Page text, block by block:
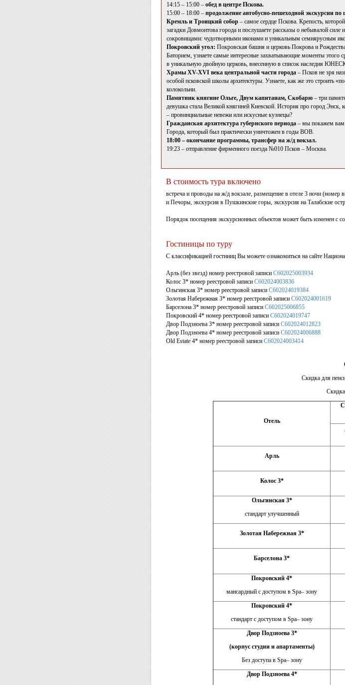
14:15 – 15:00 – обед в центре Пскова.
15:00 – 18:00 – продолжение автобусно-пешеходной экскурсии по
Кремль и Троицкий собор – самое сердце Пскова. Крепость,
загадки Довмонтова города и послушаете рассказы о небывалой
сокровищами: чудотворными иконами и уникальным семиярусным
Покровский угол: Покровская башня и церковь Покрова и
Баторием, узнаете самые интересные захватывающие моменты
в уникальную двойную церковь, внесенную в список наследия
Храмы XV-XVI века центральной части города – Псков не зря
особой псковской школы архитектуры. Узнаете, как же это строить
колокольни.
Памятник княгине Ольге, Двум капитанам, Скобарю – три
девушка стала Великой княгиней Киевской. История про город
– провинциальные невежи или искусные кузнецы?
Гражданская архитектура губернского периода – мы покажем вам
Города, который был практически уничтожен в годы ВОВ.
18:00 – окончание программы, трансфер на ж/д вокзал.
19:23 – отправление фирменного поезда №010 Псков – Москва.
В стоимость тура включено
встреча и проводы на ж/д вокзале, размещение в отеле 3 ночи (номер
и Печоры, экскурсия в Пушкинские горы, экскурсия на Талабские
Порядок посещения экскурсионных объектов может быть изменен с
Гостиницы по туру
С классификацией гостиниц Вы можете ознакомиться на сайте
Арль (без звезд) номер реестровой записи С602025003934
Колос 3* номер реестровой записи С602024003836
Ольгинская 3* номер реестровой записи С602024019384
Золотая Набережная 3* номер реестровой записи С602024001619
Барселона 3* номер реестровой записи С602025006855
Покровский 4* номер реестровой записи С602024019747
Двор Подзноева 3* номер реестровой записи С602024012823
Двор Подзноева 4* номер реестровой записи С602024006888
Old Estate 4* номер реестровой записи С602024003414
Скидка для
Отель
Арль
Колос 3*
Ольгинская 3*
стандарт улучшенный
Золотая Набережная 3*
Барселона 3*
Покровский 4*
мансардный с доступом в Spa– зону
Покровский 4*
стандарт с доступом в Spa– зону
Двор Подзноева 3*
(корпус студии и апартаменты)
Без доступа в Spa– зону
Двор Подзноева 4*